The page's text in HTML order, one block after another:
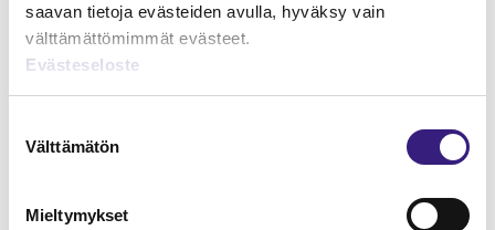
saavan tietoja evästeiden avulla, hyväksy vain
välttämättömimmät evästeet.
Evästeseloste
valinta
Välttämätön
Mieltymykset
Verkkokauppa - kirjanpito ja
arvonlisäverotus